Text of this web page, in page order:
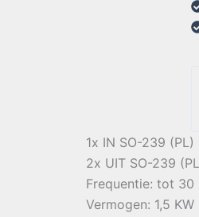
1x IN SO-239 (PL)
2x UIT SO-239
Frequentie: tot 30
Vermogen: 1,5 KW